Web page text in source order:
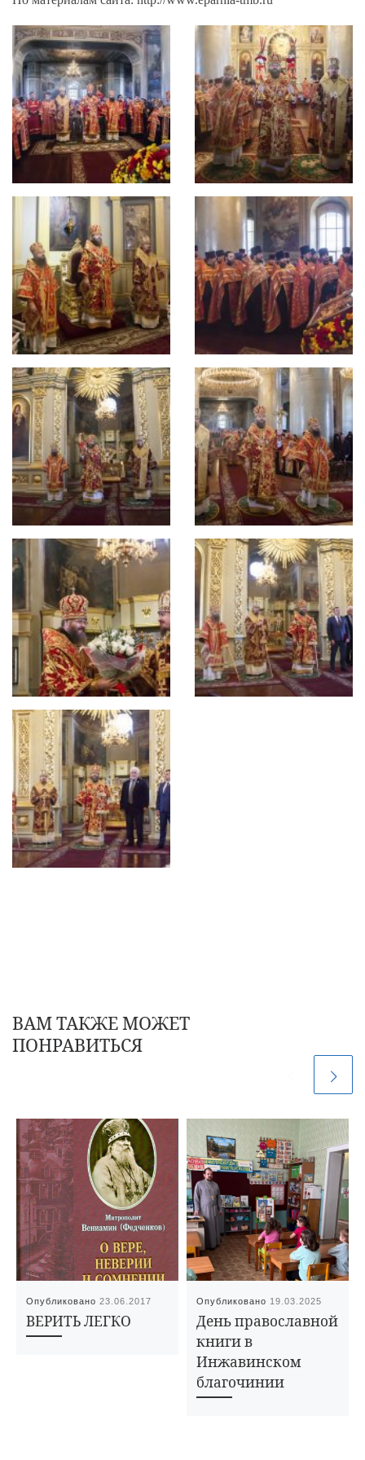
ВАМ ТАКЖЕ МОЖЕТ
ПОНРАВИТЬСЯ
Опубликовано23.06.2017
ВЕРИТЬ ЛЕГКО
Опубликовано 19.03.2025
День православной
книги в
Инжавинском
благочинии